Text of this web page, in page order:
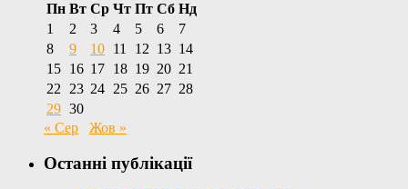
Пн Вт Ср Чт Пт Сб Нд
1
2 3 4 5 6
7
8
9 10 11 12 13 14
15 16 17 18 19 20 21
22
23 24 25 26 27 28
29 30
« Сер
Жов »
Останні публікації